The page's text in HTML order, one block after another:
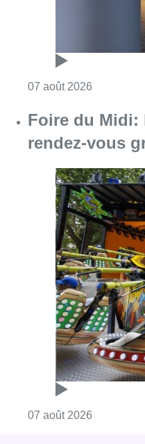
07 août 2026
Foire du Midi:
rendez-vous
07 août 2026